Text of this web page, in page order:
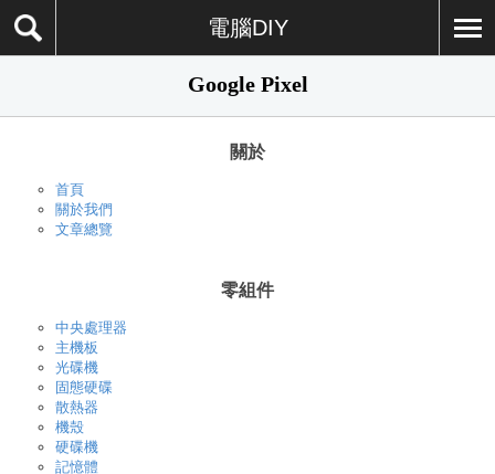
電腦DIY
Google Pixel
關於
首頁
關於我們
文章總覽
零組件
中央處理器
主機板
光碟機
固態硬碟
散熱器
機殼
硬碟機
記憶體